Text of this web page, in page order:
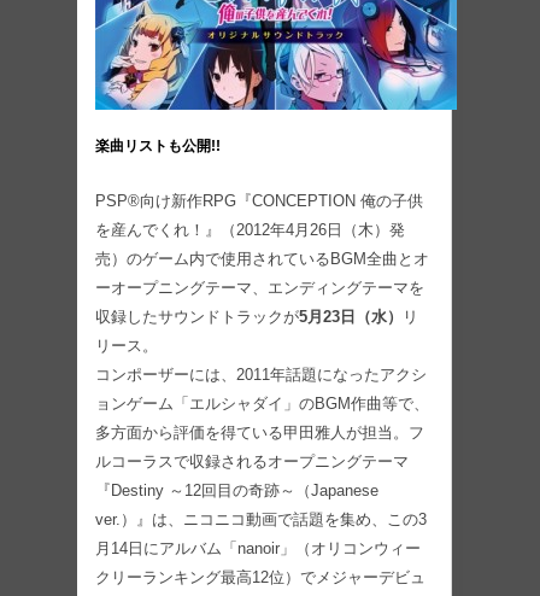
楽曲リストも公開!!
PSP®向け新作RPG『CONCEPTION 俺の子供
を産んでくれ！』（2012年4月26日（木）発
売）のゲーム内で使用されているBGM全曲とオ
ーオープニングテーマ、エンディングテーマを
収録したサウンドトラックが5月23日（水）
リ
リース。
コンポーザーには、2011年話題になったアクシ
ョンゲーム「エルシャダイ」のBGM作曲等で、
多方面から評価を得ている甲田雅人が担当。フ
ルコーラスで収録されるオープニングテーマ
『Destiny ～12回目の奇跡～（Japanese
ver.）』は、ニコニコ動画で話題を集め、この3
月14日にアルバム「nanoir」（オリコンウィー
クリーランキング最高12位）でメジャーデビュ